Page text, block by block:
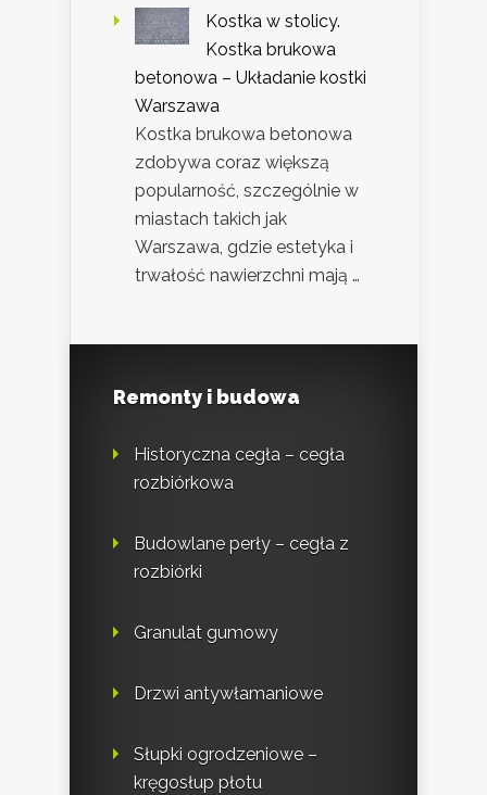
Kostka w stolicy.
Kostka brukowa
betonowa – Układanie kostki
Warszawa
Kostka brukowa betonowa
zdobywa coraz większą
popularność, szczególnie w
miastach takich jak
Warszawa, gdzie estetyka i
trwałość nawierzchni mają …
Remonty i budowa
Historyczna cegła – cegła
rozbiórkowa
Budowlane perły – cegła z
rozbiórki
Granulat gumowy
Drzwi antywłamaniowe
Słupki ogrodzeniowe –
kręgosłup płotu